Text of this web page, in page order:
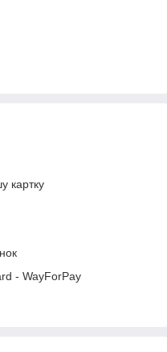
картку
- WayForPay